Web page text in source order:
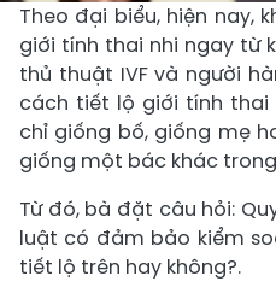
Theo đại biểu, hiện nay,
giới tính thai nhi ngay từ
thủ thuật IVF và người
cách tiết lộ giới tính thai
chỉ giống bố, giống mẹ
giống một bác khác trong
Từ đó, bà đặt câu hỏi:
luật có đảm bảo kiểm
tiết lộ trên hay không?.